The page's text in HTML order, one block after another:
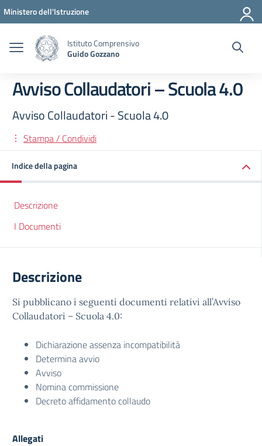
Vai ai contenuti
Vai al menu di navigazione
Vai al footer
Ministero dell'Istruzione
Istituto Comprensivo
Guido Gozzano
Avviso Collaudatori – Scuola 4.0
Avviso Collaudatori - Scuola 4.0
Stampa / Condividi
Indice della pagina
Descrizione
I Documenti
Descrizione
Si pubblicano i seguenti documenti relativi all’Avviso
Collaudatori – Scuola 4.0:
Dichiarazione assenza incompatibilità
Determina avvio
Avviso
Nomina commissione
Decreto affidamento collaudo
Allegati